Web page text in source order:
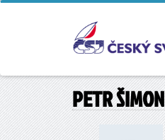
PETR ŠIMON